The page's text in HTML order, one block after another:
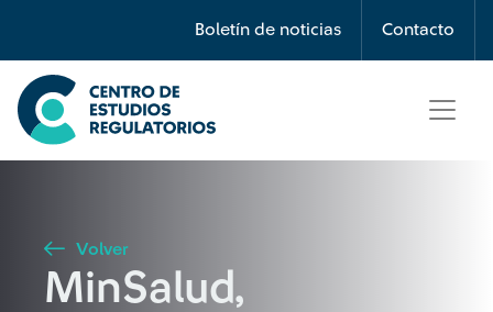
Boletín de noticias Contacto
Búsqueda
Seleccione país
Buscar
Volver
MinSalud,